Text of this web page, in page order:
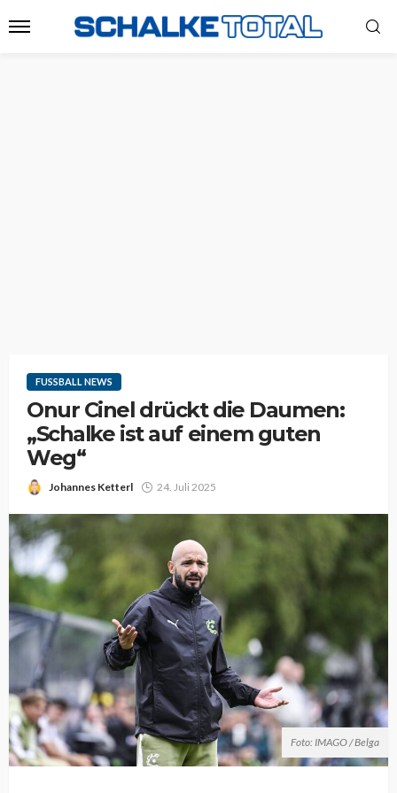
FUSSBALL NEWS
Onur Cinel drückt die Daumen:
„Schalke ist auf einem guten
Weg“
Johannes Ketterl 24. Juli 2025
Foto: IMAGO / Belga